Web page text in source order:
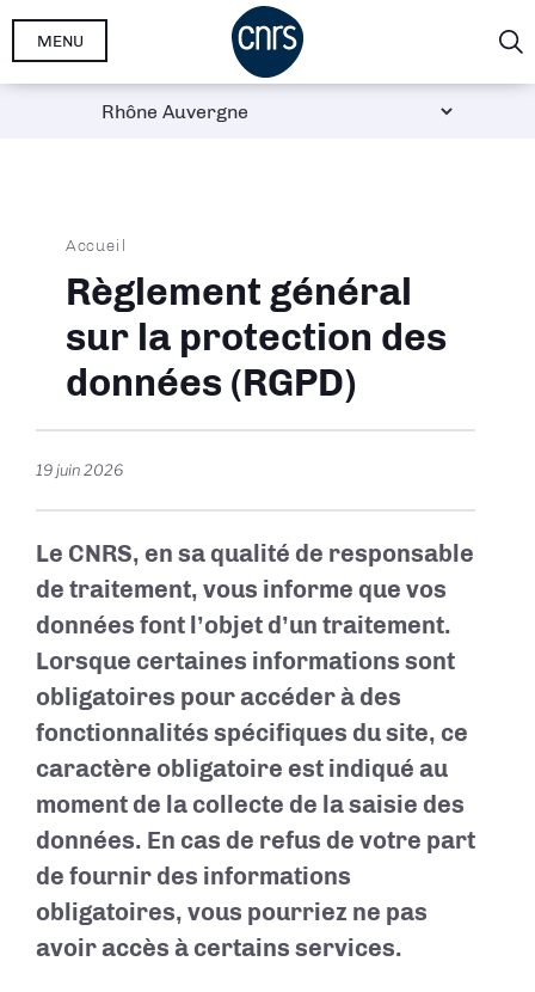
Aller
MENU
Fil
d'Ariane
Accueil
Règlement général
sur la protection des
données (RGPD)
19 juin 2026
Le CNRS, en sa qualité de responsable
de traitement, vous informe que vos
données font l’objet d’un traitement.
Lorsque certaines informations sont
obligatoires pour accéder à des
fonctionnalités spécifiques du site, ce
caractère obligatoire est indiqué au
moment de la collecte de la saisie des
données. En cas de refus de votre part
de fournir des informations
obligatoires, vous pourriez ne pas
avoir accès à certains services.